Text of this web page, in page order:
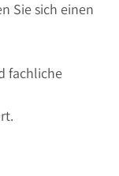
Sie sich einen
fachliche